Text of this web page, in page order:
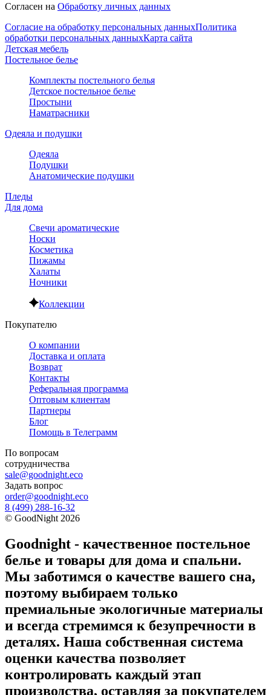
Согласен на Обработку личных данных
Согласие на обработку персональных данныхПолитика
обработки персональных данныхКарта сайта
Детская мебель
Постельное белье
Комплекты постельного белья
Детское постельное белье
Простыни
Наматрасники
Одеяла и подушки
Одеяла
Подушки
Анатомические подушки
Пледы
Для дома
Свечи ароматические
Носки
Косметика
Пижамы
Халаты
Ночники
Коллекции
Покупателю
О компании
Доставка и оплата
Возврат
Контакты
Реферальная программа
Оптовым клиентам
Партнеры
Блог
Помощь в Телеграмм
По вопросам
сотрудничества
sale@goodnight.eco
Задать вопрос
order@goodnight.eco
8 (499) 288-16-32
© GoodNight 2026
Goodnight - качественное постельное
белье и товары для дома и спальни.
Мы заботимся о качестве вашего сна,
поэтому выбираем только
премиальные экологичные материалы
и всегда стремимся к безупречности в
деталях. Наша собственная система
оценки качества позволяет
контролировать каждый этап
производства, оставляя за покупателем